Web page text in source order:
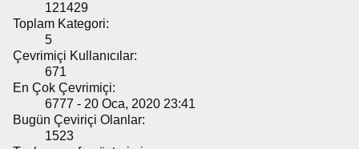
121429
Toplam Kategori:
5
Çevrimiçi Kullanıcılar:
671
En Çok Çevrimiçi:
6777 - 20 Oca, 2020 23:41
Bugün Çeviriçi Olanlar:
1523